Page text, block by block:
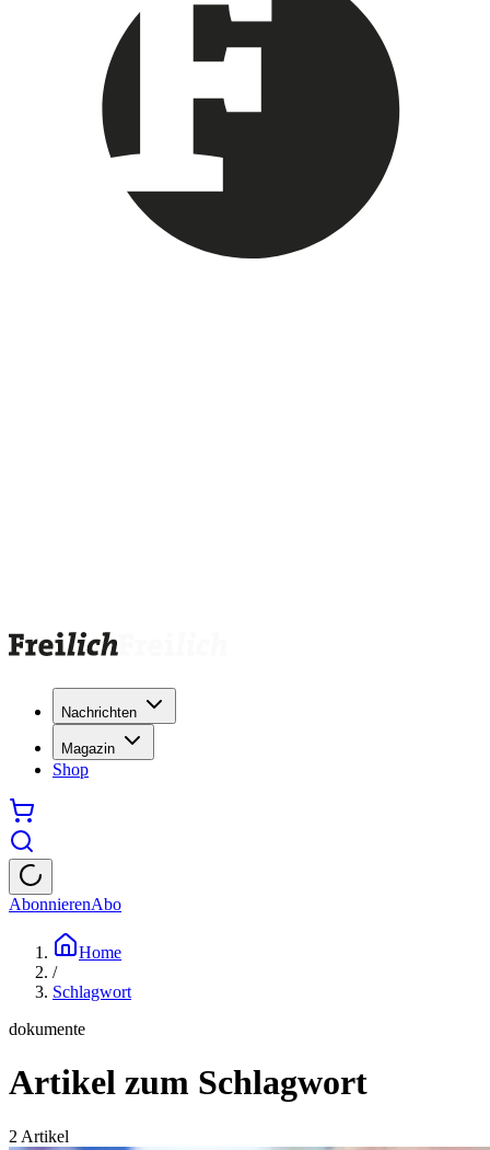
Nachrichten
Magazin
Shop
AbonnierenAbo
Home
/
Schlagwort
dokumente
Artikel zum Schlagwort
2 Artikel